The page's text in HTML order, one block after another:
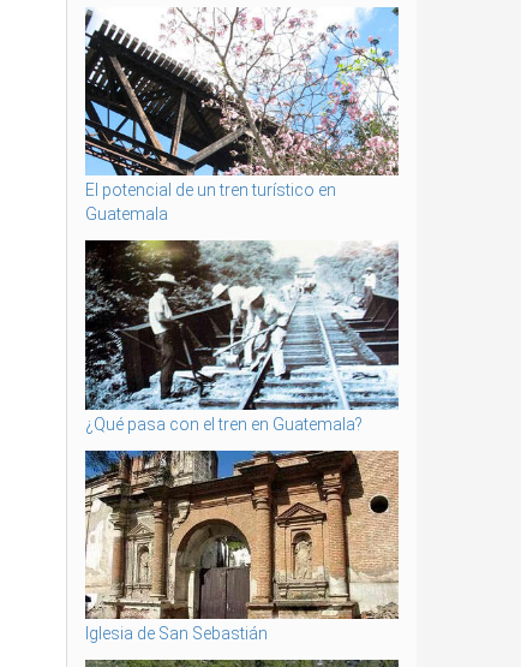
El potencial de un tren turístico en
Guatemala
¿Qué pasa con el tren en Guatemala?
Iglesia de San Sebastián